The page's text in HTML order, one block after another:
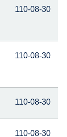
110-08-30
110-08-30
110-08-30
110-08-30